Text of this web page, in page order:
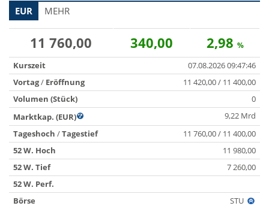
EUR MEHR
11 760,00 340,00 2,98 %
Kurszeit
07.08.2026 09:47:46
Vortag/ Eröffnung
11 420,00 / 11 400,00
Volumen (Stück)
0
Marktkap. (EUR)
9,22 Mrd
Tageshoch /Tagestief
11 760,00 / 11 400,00
52 W. Hoch
11 980,00
52 W. Tief
7 260,00
52 W. Perf.
Börse
STU